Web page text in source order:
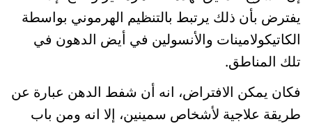
يفترض بأن ذلك يرتبط بالتنظيم الهرموني بواسطة
الكاتيكولامينات والأنسولين في أيض الدهون في
تلك المناطق.
فكان يمكن الافتراض، انه أن شفط الدهن عبارة عن
طريقة علاجية لأشخاص سمينين، إلا انه ومن باب